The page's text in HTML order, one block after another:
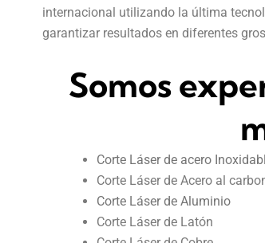
internacional utilizando la última
garantizar resultados en diferentes
Somos
Corte Láser de acero
Corte Láser de Acero al
Corte Láser de Aluminio
Corte Láser de Latón